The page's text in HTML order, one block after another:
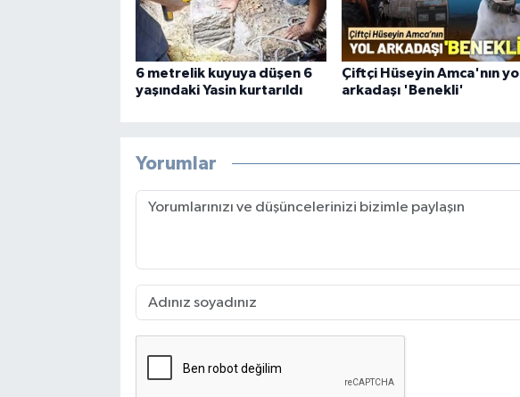
6 metrelik kuyuya düşen 6
yaşındaki Yasin kurtarıldı
Çiftçi Hüseyin Amca'nın yol
arkadaşı 'Benekli'
Yorumlar